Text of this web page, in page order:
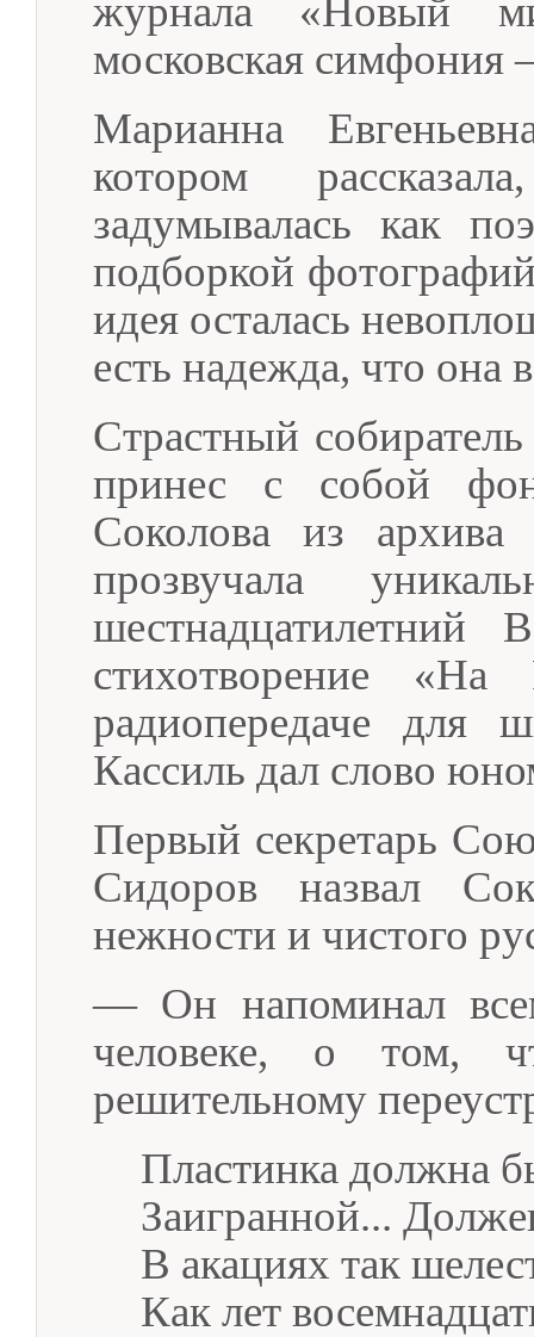
журнала «Новый
московская симфония
Марианна
котором
задумывалась как
подборкой
идея осталась
есть надежда, что она
Страстный
принес с собой
Соколова из архива
прозвучала
шестнадцатилетний
стихотворение
радиопередаче для
Кассиль дал слово
Первый секретарь
Сидоров назвал
нежности и чистого
— Он напоминал
человеке, о том,
решительному
Пластинка должна
Заигранной...
В акациях так
Как лет